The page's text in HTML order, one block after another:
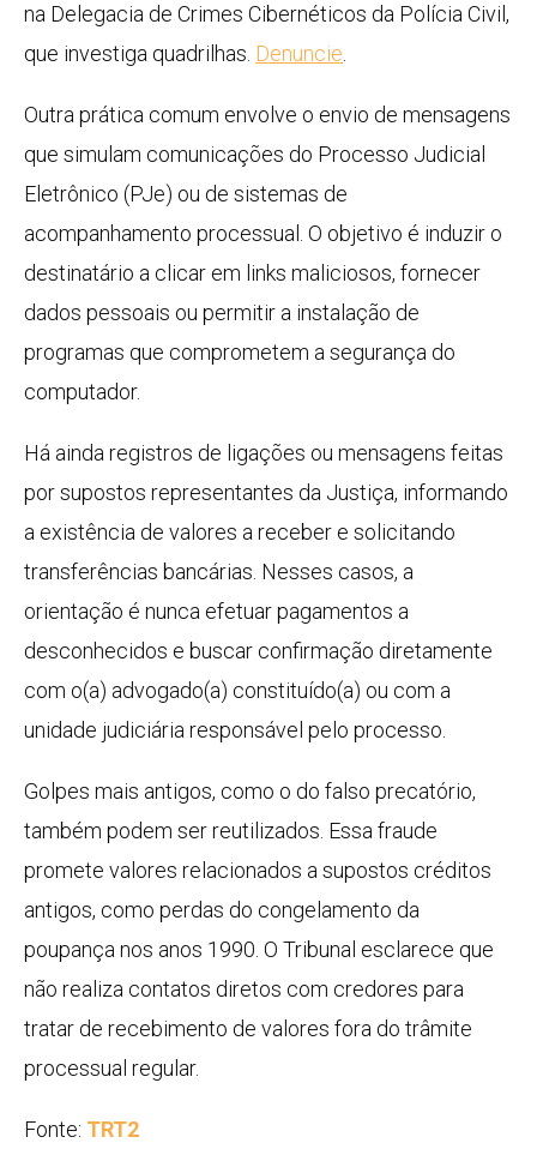
na Delegacia de Crimes Cibernéticos da Polícia Civil,
que investiga quadrilhas. Denuncie
Outra prática comum envolve o envio de mensagens
que simulam comunicações do Processo Judicial
Eletrônico (PJe) ou de sistemas de
acompanhamento processual. O objetivo é induzir o
destinatário a clicar em links maliciosos, fornecer
dados pessoais ou permitir a instalação de
programas que comprometem a segurança do
computador.
Há ainda registros de ligações ou mensagens feitas
por supostos representantes da Justiça, informando
a existência de valores a receber e solicitando
transferências bancárias. Nesses casos, a
orientação é nunca efetuar pagamentos a
desconhecidos e buscar confirmação diretamente
com o(a) advogado(a) constituído(a) ou com a
unidade judiciária responsável pelo processo.
Golpes mais antigos, como o do falso precatório,
também podem ser reutilizados. Essa fraude
promete valores relacionados a supostos créditos
antigos, como perdas do congelamento da
poupança nos anos 1990. O Tribunal esclarece que
não realiza contatos diretos com credores para
tratar de recebimento de valores fora do trâmite
processual regular.
Fonte: TRT2